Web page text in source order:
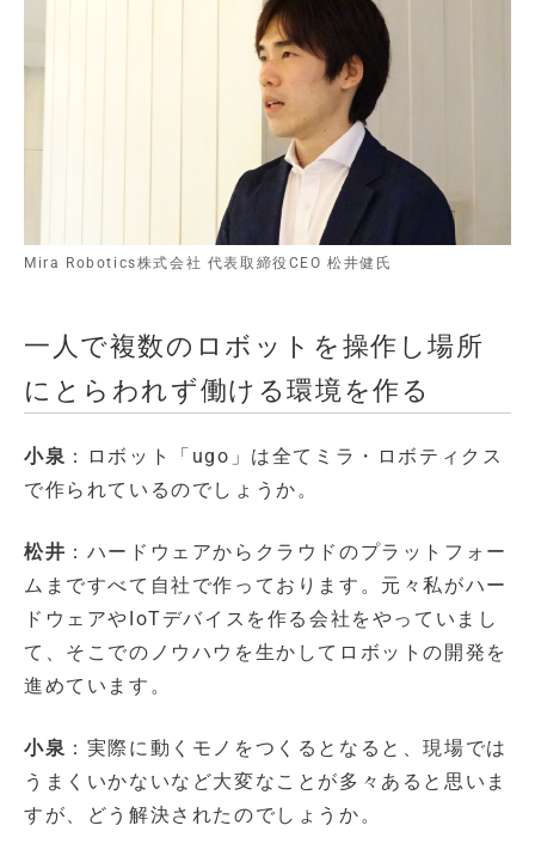
Mira Robotics株式会社 代表取締役CEO 松井健氏
一人で複数のロボットを操作し場所
にとらわれず働ける環境を作る
小泉 ：ロボット「ugo」は全てミラ・ロボティクス
で作られているのでしょうか。
松井 ：ハードウェアからクラウドのプラットフォー
ムまですべて自社で作っております。元々私がハー
ドウェアやIoTデバイスを作る会社をやっていまし
て、そこでのノウハウを生かしてロボットの開発を
進めています。
小泉 ：実際に動くモノをつくるとなると、現場では
うまくいかないなど大変なことが多々あると思いま
すが、どう解決されたのでしょうか。